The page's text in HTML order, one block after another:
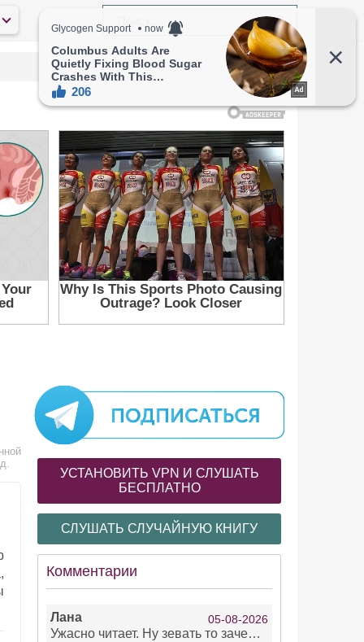
УСТАНОВИТЬ VPN И СЛУШАТЬ
БЕСПЛАТНО
СЛУШАТЬ СЛУЧАЙНУЮ КНИГУ
Комментарии
Лана 05-08-2026
Ужасно читает. Ну зевать то зачем. Уже не говорю, что ударения ставит, как хочет.